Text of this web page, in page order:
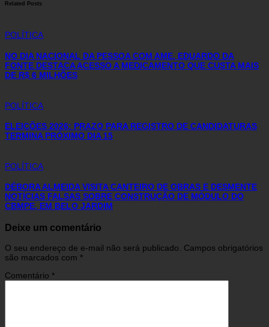
Related Posts
POLÍTICA
NO DIA NACIONAL DA PESSOA COM AME, EDUARDO DA
FONTE DESTACA ACESSO A MEDICAMENTO QUE CUSTA MAIS
DE R$ 6 MILHÕES
POLÍTICA
ELEIÇÕES 2026: PRAZO PARA REGISTRO DE CANDIDATURAS
TERMINA PRÓXIMO DIA 15
POLÍTICA
DÉBORA ALMEIDA VISITA CANTEIRO DE OBRAS E DESMENTE
NOTÍCIAS FALSAS SOBRE CONSTRUÇÃO DE MÓDULO DO
CBMPE, EM BELO JARDIM
Deixe um comentário
O seu endereço de e-mail não será publicado. Campos obrigatórios
são marcados com *
Comentário *